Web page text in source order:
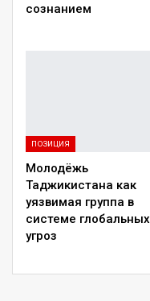
сознанием
ПОЗИЦИЯ
Молодёжь
Таджикистана как
уязвимая группа в
системе глобальных
угроз